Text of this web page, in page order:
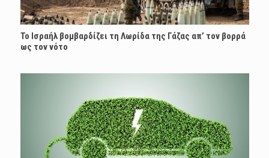
Το Ισραήλ βομβαρδίζει τη Λωρίδα της Γάζας απ’ τον βορρά
ως τον νότο